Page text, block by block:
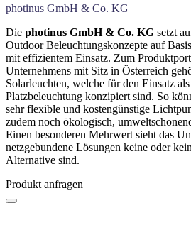
photinus GmbH & Co. KG
Die photinus GmbH & Co. KG setzt
Outdoor Beleuchtungskonzepte auf
mit effizientem Einsatz. Zum
Unternehmens mit Sitz in Österreich
Solarleuchten, welche für den Einsatz
Platzbeleuchtung konzipiert sind. So
sehr flexible und kostengünstige
zudem noch ökologisch,
Einen besonderen Mehrwert sieht das
netzgebundene Lösungen keine oder
Alternative sind.
Produkt anfragen